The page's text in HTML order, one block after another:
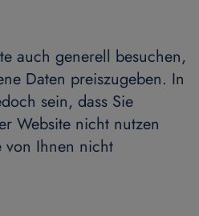
auch generell besuchen,
Daten preiszugeben. In
sein, dass Sie
Website nicht nutzen
von Ihnen nicht